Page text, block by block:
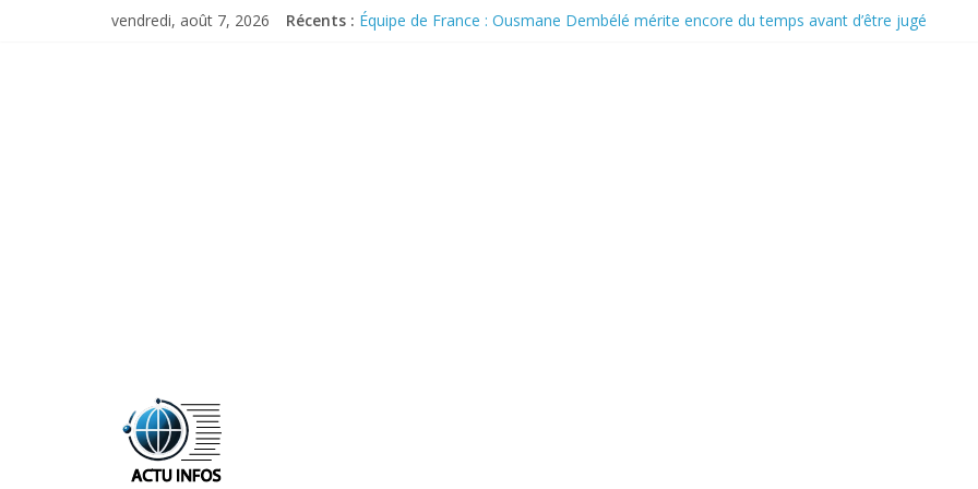
vendredi, août 7, 2026 Récents : Équipe de France : Ousmane Dembélé mérite encore du temps avant d’être jugé
ActuInfos